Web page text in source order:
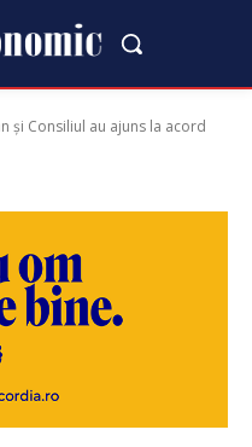
și Consiliul au ajuns la acord